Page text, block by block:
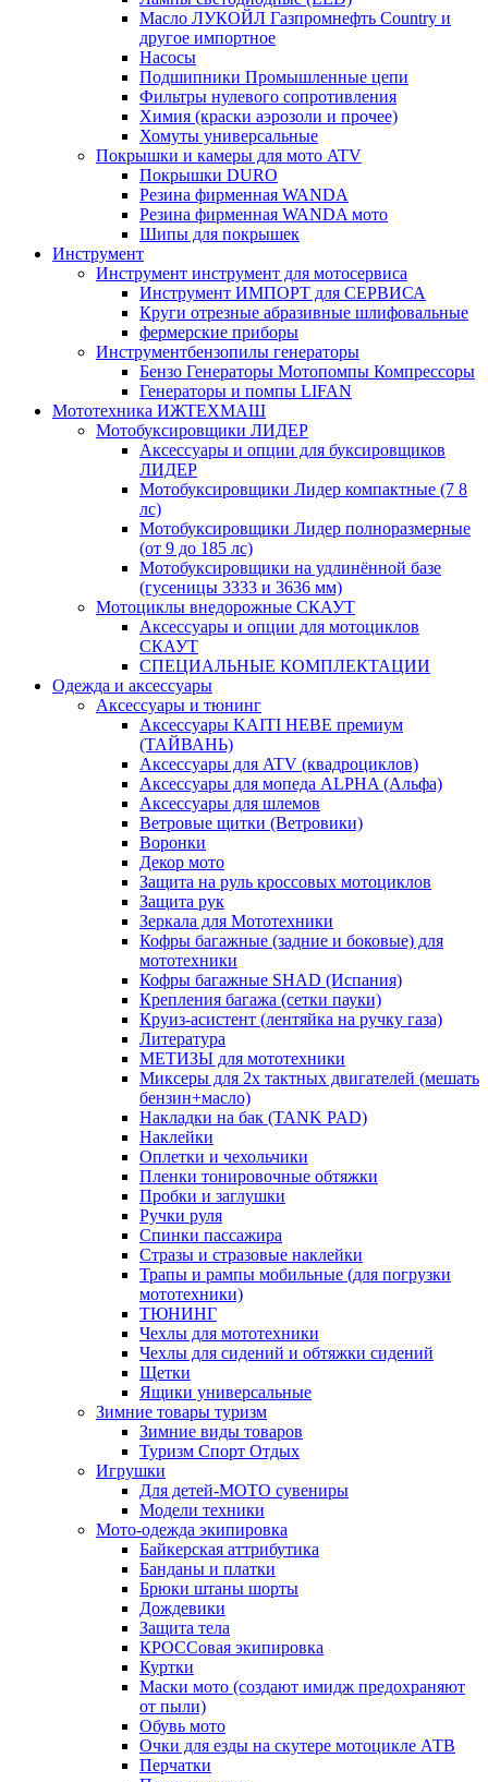
Масло ЛУКОЙЛ Газпромнефть Country и
другое импортное
Насосы
Подшипники Промышленные цепи
Фильтры нулевого сопротивления
Химия (краски аэрозоли и прочее)
Хомуты универсальные
Покрышки и камеры для мото ATV
Покрышки DURO
Резина фирменная WANDA
Резина фирменная WANDA мото
Шипы для покрышек
Инструмент
Инструмент инструмент для мотосервиса
Инструмент ИМПОРТ для СЕРВИСА
Круги отрезные абразивные шлифовальные
фермерские приборы
Инструментбензопилы генераторы
Бензо Генераторы Мотопомпы Компрессоры
Генераторы и помпы LIFAN
Мототехника ИЖТЕХМАШ
Мотобуксировщики ЛИДЕР
Аксессуары и опции для буксировщиков
ЛИДЕР
Мотобуксировщики Лидер компактные (7 8
лс)
Мотобуксировщики Лидер полноразмерные
(от 9 до 185 лс)
Мотобуксировщики на удлинённой базе
(гусеницы 3333 и 3636 мм)
Мотоциклы внедорожные СКАУТ
Аксессуары и опции для мотоциклов
СКАУТ
СПЕЦИАЛЬНЫЕ КОМПЛЕКТАЦИИ
Одежда и аксессуары
Аксессуары и тюнинг
Аксессуары KAITI HEBE премиум
(ТАЙВАНЬ)
Аксессуары для ATV (квадроциклов)
Аксессуары для мопеда ALPHA (Альфа)
Аксессуары для шлемов
Ветровые щитки (Ветровики)
Воронки
Декор мото
Защита на руль кроссовых мотоциклов
Защита рук
Зеркала для Мототехники
Кофры багажные (задние и боковые) для
мототехники
Кофры багажные SHAD (Испания)
Крепления багажа (сетки пауки)
Круиз-асистент (лентяйка на ручку газа)
Литература
МЕТИЗЫ для мототехники
Миксеры для 2х тактных двигателей (мешать
бензин+масло)
Накладки на бак (TANK PAD)
Наклейки
Оплетки и чехольчики
Пленки тонировочные обтяжки
Пробки и заглушки
Ручки руля
Спинки пассажира
Стразы и стразовые наклейки
Трапы и рампы мобильные (для погрузки
мототехники)
ТЮНИНГ
Чехлы для мототехники
Чехлы для сидений и обтяжки сидений
Щетки
Ящики универсальные
Зимние товары туризм
Зимние виды товаров
Туризм Спорт Отдых
Игрушки
Для детей-МОТО сувениры
Модели техники
Мото-одежда экипировка
Байкерская аттрибутика
Банданы и платки
Брюки штаны шорты
Дождевики
Защита тела
КРОССовая экипировка
Куртки
Маски мото (создают имидж предохраняют
от пыли)
Обувь мото
Очки для езды на скутере мотоцикле АТВ
Перчатки